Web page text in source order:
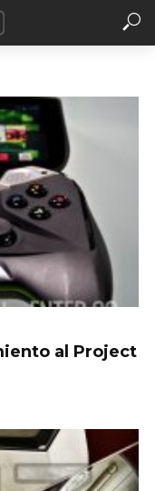
al Project